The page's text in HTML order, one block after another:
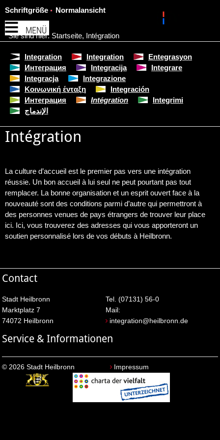
MENÜ
Schriftgröße Normalansicht
Sie sind hier: Startseite, Intégration
Integration Integration
Entegrasyon
Интеграция
Integracija
Integrare
Integracja
Integrazione
Κοινωνική ένταξη
Integración
Интеграция
Intégration
Integrimi
الإندماج
Intégration
La culture d’accueil est le premier pas vers une intégration
réussie. Un bon accueil à lui seul ne peut pourtant pas tout
remplacer. La bonne organisation et un esprit ouvert face à la
nouveauté sont des conditions parmi d’autre qui permettront à
des personnes venues de pays étrangers de trouver leur place
ici. Ici, vous trouverez des adresses qui vous apporteront un
soutien personnalisé lors de vos débuts à Heilbronn.
Contact
Stadt Heilbronn
Marktplatz 7
74072 Heilbronn
Tel. (07131) 56-0
Mail:
integration@heilbronn.de
Service & Informationen
© 2026 Stadt Heilbronn Impressum